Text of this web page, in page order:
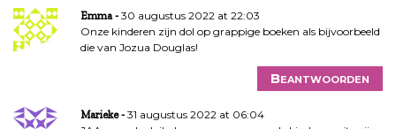
Emma
30 augustus 2022 at 22:03
Onze kinderen zijn dol op grappige boeken als bijvoorbeeld
die van Jozua Douglas!
Beantwoorden
Marieke
31 augustus 2022 at 06:04